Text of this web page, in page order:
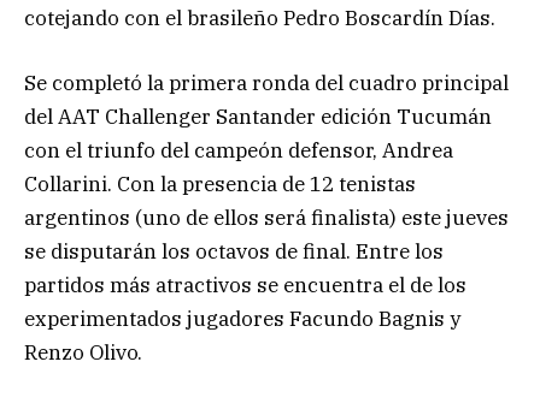
cotejando con el brasileño Pedro Boscardín Días.
Se completó la primera ronda del cuadro principal
del AAT Challenger Santander edición Tucumán
con el triunfo del campeón defensor, Andrea
Collarini. Con la presencia de 12 tenistas
argentinos (uno de ellos será finalista) este jueves
se disputarán los octavos de final. Entre los
partidos más atractivos se encuentra el de los
experimentados jugadores Facundo Bagnis y
Renzo Olivo.